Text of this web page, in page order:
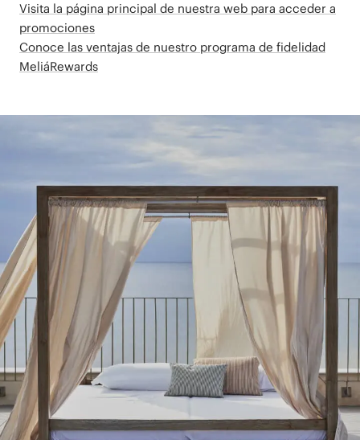
Visita la página principal de nuestra web para acceder a
promociones
Conoce las ventajas de nuestro programa de fidelidad
MeliáRewards